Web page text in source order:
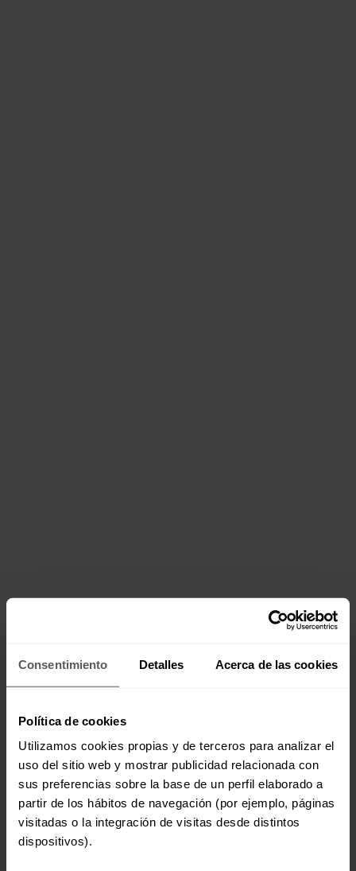
Consentimiento Detalles Acerca de las cookies
Política de cookies
Utilizamos cookies propias y de terceros para analizar el
uso del sitio web y mostrar publicidad relacionada con
sus preferencias sobre la base de un perfil elaborado a
partir de los hábitos de navegación (por ejemplo, páginas
visitadas o la integración de visitas desde distintos
dispositivos).